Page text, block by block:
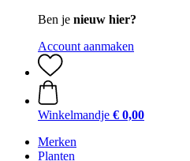
Ben je nieuw hier?
Account aanmaken
Winkelmandje € 0,00
Merken
Planten